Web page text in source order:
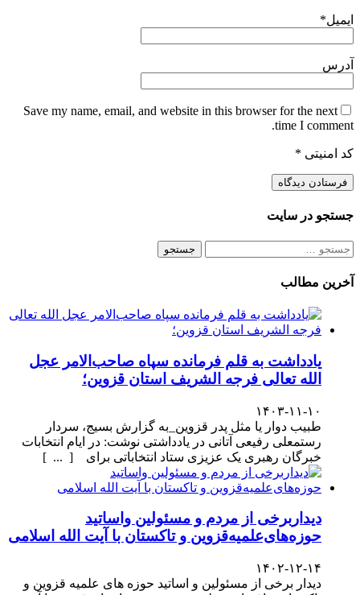
ایمیل*
آدرس
Save my name, email, and website in this browser for the next
time I comment.
کد امنیتی *
جستجو در سایت
جستجو
آخرین مطالب
یادداشت به قلم فرمانده سپاه صاحب‌الامر عجل
الله تعالی فرجه الشریف استان قزوین؛
۱۴۰۳-۱۱-۱۰
طبیب دوار یا مثل پدر قزوین_به گزارش بسیج، سردار
رستمعلی رفیعی آتانی در یادداشتی نوشت: در ایام انتخابات
خبرگان رهبری یک عزیزی ستاد انتخاباتی برای [ ... ]
دیداربرخی از مردم و مسئولین واساتید
حوزه‌های‌علمیه‌قزوین و تاکستان با آیت الله اسلامی
۱۴۰۲-۱۲-۱۴
دیدار برخی از مسئولین و اساتید حوزه های علمیه قزوین و